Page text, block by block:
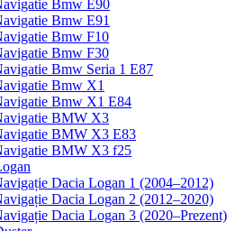
Bmw E90
Bmw E91
Bmw F10
Bmw F30
Bmw Seria 1 E87
Bmw X1
Bmw X1 E84
BMW X3
BMW X3 E83
BMW X3 f25
Dacia Logan 1 (2004–2012)
Dacia Logan 2 (2012–2020)
Dacia Logan 3 (2020–Prezent)